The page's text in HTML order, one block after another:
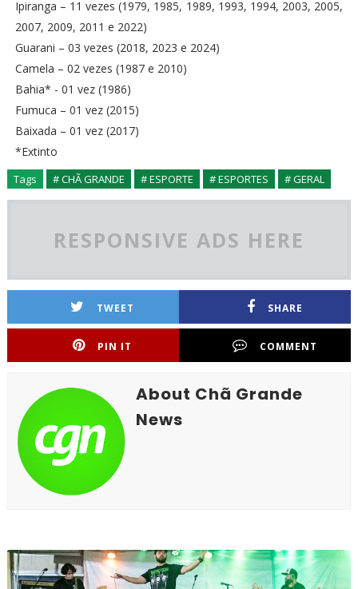
Ipiranga – 11 vezes (1979, 1985, 1989, 1993, 1994, 2003, 2005,
2007, 2009, 2011 e 2022)
Guarani – 03 vezes (2018, 2023 e 2024)
Camela – 02 vezes (1987 e 2010)
Bahia* - 01 vez (1986)
Fumuca – 01 vez (2015)
Baixada – 01 vez (2017)
*Extinto
Tags # CHÃ GRANDE # ESPORTE # ESPORTES # GERAL
RESPONSIVE ADS HERE
TWEET SHARE
PIN IT COMMENT
About Chã Grande
News